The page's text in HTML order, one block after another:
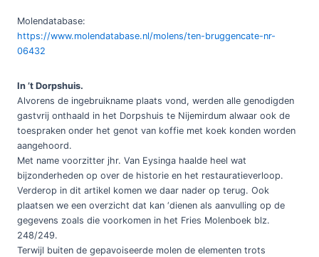
Molendatabase:
https://www.molendatabase.nl/molens/ten-bruggencate-nr-
06432
In ’t Dorpshuis.
Alvorens de ingebruikname plaats vond, werden alle genodigden
gastvrij onthaald in het Dorpshuis te Nijemirdum alwaar ook de
toespraken onder het genot van koffie met koek konden worden
aangehoord.
Met name voorzitter jhr. Van Eysinga haalde heel wat
bijzonderheden op over de historie en het restauratieverloop.
Verderop in dit artikel komen we daar nader op terug. Ook
plaatsen we een overzicht dat kan ‘dienen als aanvulling op de
gegevens zoals die voorkomen in het Fries Molenboek blz.
248/249.
Terwijl buiten de gepavoiseerde molen de elementen trots